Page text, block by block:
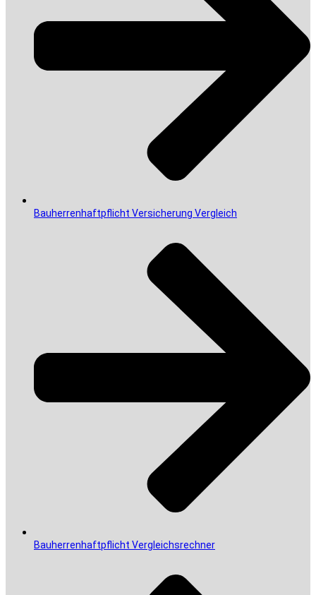
Bauherrenhaftpflicht Versicherung Vergleich
Bauherrenhaftpflicht Vergleichsrechner